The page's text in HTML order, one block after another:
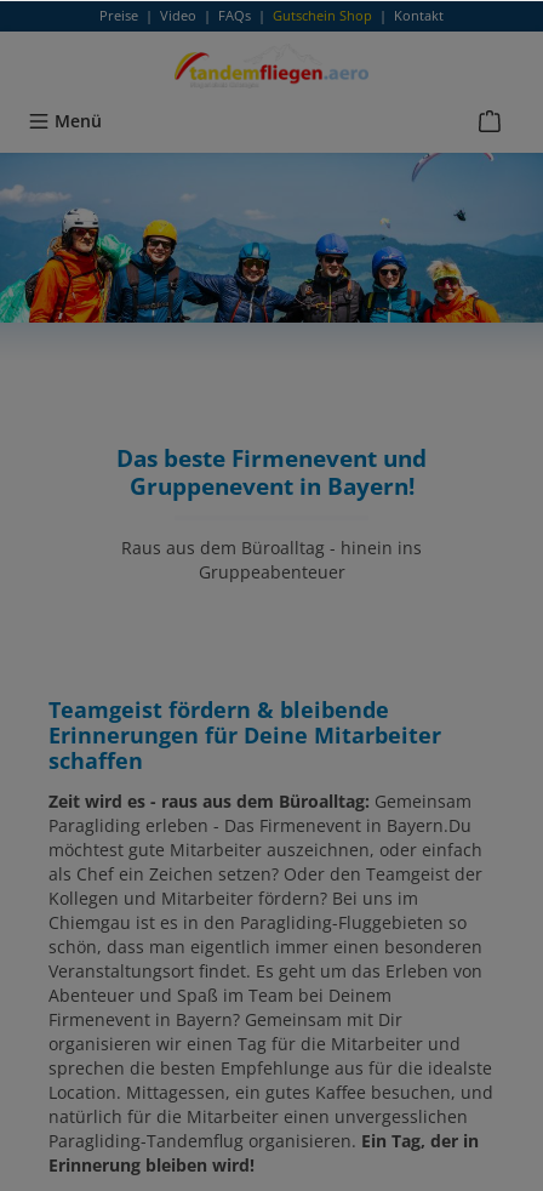
springenPreise | Video | FAQs | Gutschein Shop | Kontakt
Menü
Das beste Firmenevent und
Gruppenevent in Bayern!
Raus aus dem Büroalltag - hinein ins
Gruppeabenteuer
Teamgeist fördern & bleibende
Erinnerungen für Deine Mitarbeiter
schaffen
Zeit wird es - raus aus dem Büroalltag: Gemeinsam
Paragliding erleben - Das Firmenevent in Bayern.Du
möchtest gute Mitarbeiter auszeichnen, oder einfach
als Chef ein Zeichen setzen? Oder den Teamgeist der
Kollegen und Mitarbeiter fördern? Bei uns im
Chiemgau ist es in den Paragliding-Fluggebieten so
schön, dass man eigentlich immer einen besonderen
Veranstaltungsort findet. Es geht um das Erleben von
Abenteuer und Spaß im Team bei Deinem
Firmenevent in Bayern? Gemeinsam mit Dir
organisieren wir einen Tag für die Mitarbeiter und
sprechen die besten Empfehlunge aus für die idealste
Location. Mittagessen, ein gutes Kaffee besuchen, und
natürlich für die Mitarbeiter einen unvergesslichen
Paragliding-Tandemflug organisieren. Ein Tag, der in
Erinnerung bleiben wird!